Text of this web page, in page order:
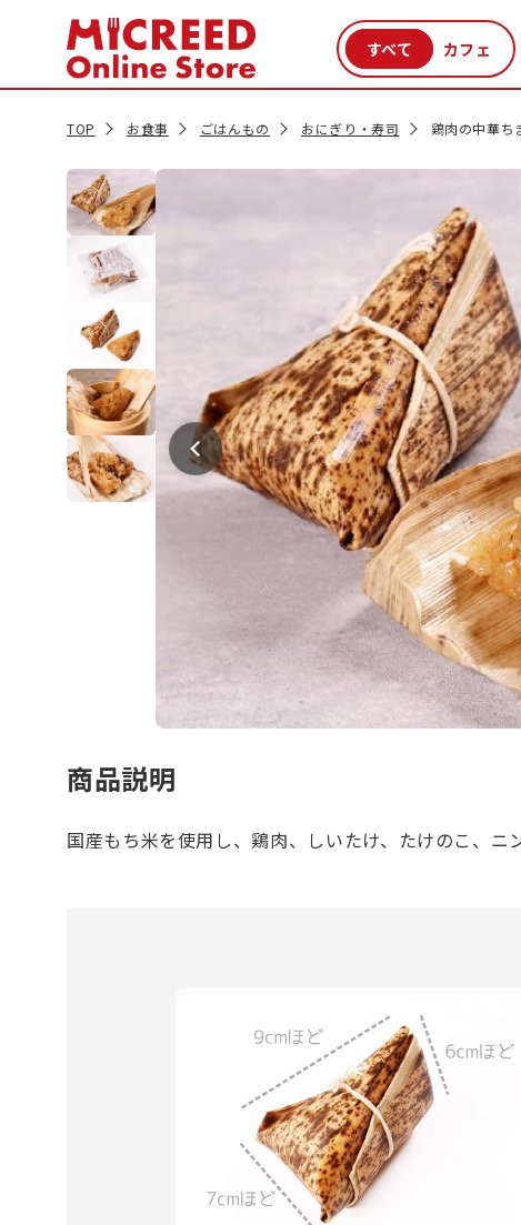
TOP お食事 ごはんもの おにぎり・寿司 鶏肉の中華
商品説明
国産もち米を使用し、鶏肉、しいたけ、たけのこ、ニ